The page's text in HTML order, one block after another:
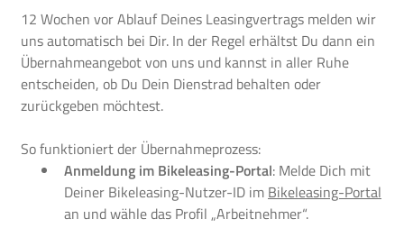
12 Wochen vor Ablauf Deines Leasingvertrags melden wir
uns automatisch bei Dir. In der Regel erhältst Du dann ein
Übernahmeangebot von uns und kannst in aller Ruhe
entscheiden, ob Du Dein Dienstrad behalten oder
zurückgeben möchtest.
So funktioniert der Übernahmeprozess:
Anmeldung im Bikeleasing-Portal: Melde Dich mit
Deiner Bikeleasing-Nutzer-ID im Bikeleasing-Portal
an und wähle das Profil „Arbeitnehmer“.